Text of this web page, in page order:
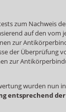
zum Nachweis
auf den vom
zur
der Überprüfung
zur
wurden nun
entsprechend